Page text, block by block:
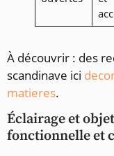
À découvrir : des
scandinave ici
matieres.
Éclairage et
fonctionnelle et